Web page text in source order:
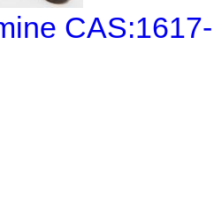
CAS:1617-